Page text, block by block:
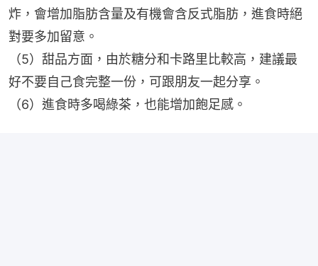
炸，會增加脂肪含量及有機會含反式脂肪，進食時絕
對要多加留意。
（5）️甜品方面，由於糖分和卡路里比較高，建議最
好不要自己食完整一份，可跟朋友一起分享。
（6）進食時多喝綠茶，也能增加飽足感。